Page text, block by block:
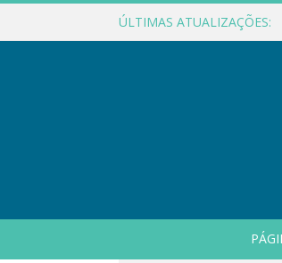
ÚLTIMAS ATUALIZAÇÕES: